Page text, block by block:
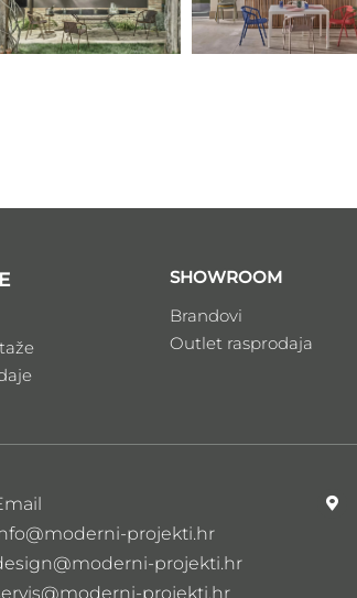
SHOWROOM
Brandovi
Outlet rasprodaja
projekti.hr
projekti.hr
projekti.hr